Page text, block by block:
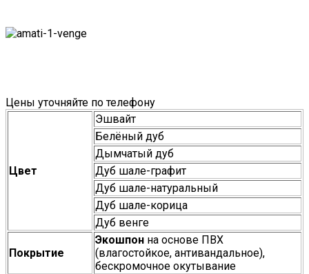
Цены уточняйте по телефону
Цвет
Эшвайт
Белёный дуб
Дымчатый дуб
Дуб шале-графит
Дуб шале-натуральный
Дуб шале-корица
Дуб венге
Покрытие
Экошпон на основе ПВХ
(влагостойкое, антивандальное),
бескромочное окутывание